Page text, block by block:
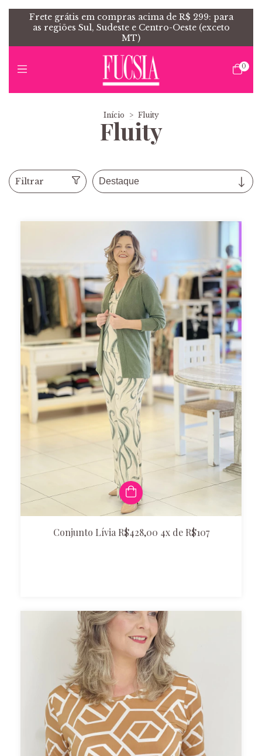
Frete grátis em compras acima de R$ 299: para
as regiões Sul, Sudeste e Centro-Oeste (exceto
MT)
0
Início > Fluity
Fluity
Filtrar
Conjunto Lívia R$428,00 4x de R$107